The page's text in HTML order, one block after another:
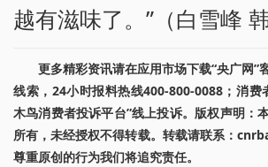
越有滋味了。”（白雪峰 韩
更多精彩资讯请在应用市场下载“央广网”
线索，24小时报料热线400-800-0088；消费
木鸟消费者投诉平台”线上投诉。版权声明：
所有，未经授权不得转载。转载请联系：
尊重原创的行为我们将追究责任。